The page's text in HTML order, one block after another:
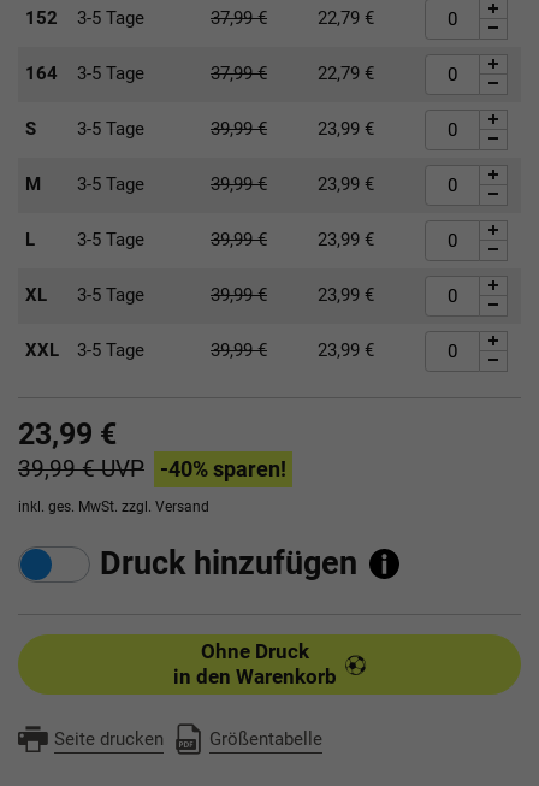
152 3-5 Tage 37,99€ 22,79 €
164 3-5 Tage 37,99€ 22,79 €
S 3-5 Tage 39,99€ 23,99 €
M 3-5 Tage 39,99€ 23,99 €
L 3-5 Tage 39,99€ 23,99 €
XL 3-5 Tage 39,99€ 23,99 €
XXL 3-5 Tage 39,99€ 23,99 €
23,99 €
39,99 €UVP -40% sparen!
inkl. ges. MwSt. zzgl. Versand
Druck hinzufügen
Ohne Druck
in den Warenkorb
Seite drucken Größentabelle